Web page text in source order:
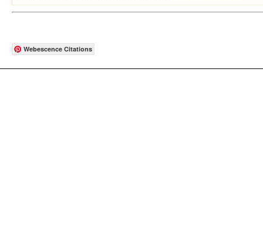
Webescence Citations